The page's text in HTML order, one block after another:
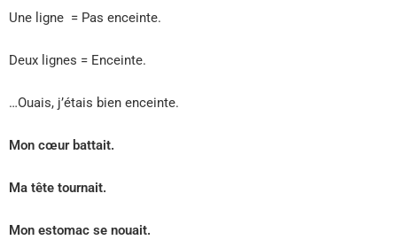
Une ligne = Pas enceinte.
Deux lignes = Enceinte.
…Ouais, j’étais bien enceinte.
Mon cœur battait.
Ma tête tournait.
Mon estomac se nouait.